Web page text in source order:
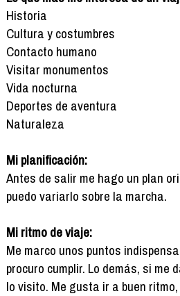
Historia
Cultura y costumbres
Contacto humano
Visitar monumentos
Vida nocturna
Deportes de aventura
Naturaleza
Mi planificación:
Antes de salir me hago un plan
puedo variarlo sobre la marcha.
Mi ritmo de viaje:
Me marco unos puntos
procuro cumplir. Lo demás, si me
lo visito. Me gusta ir a buen